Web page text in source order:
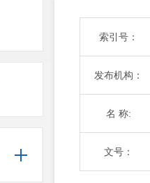
索引号：
发布机构：
名 称:
文号：